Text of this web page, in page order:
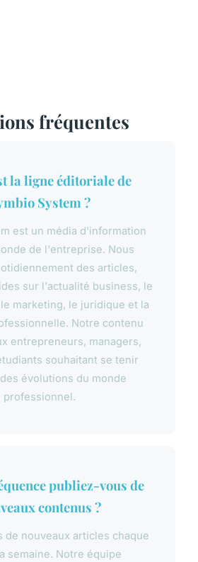
fréquentes
la ligne éditoriale de
System ?
est un média d'information
de l'entreprise. Nous
des articles,
sur l'actualité business, le
marketing, le juridique et la
Notre contenu
entrepreneurs, managers,
souhaitant se tenir
évolutions du monde
professionnel.
publiez-vous de
contenus ?
de nouveaux articles chaque
semaine. Notre équipe